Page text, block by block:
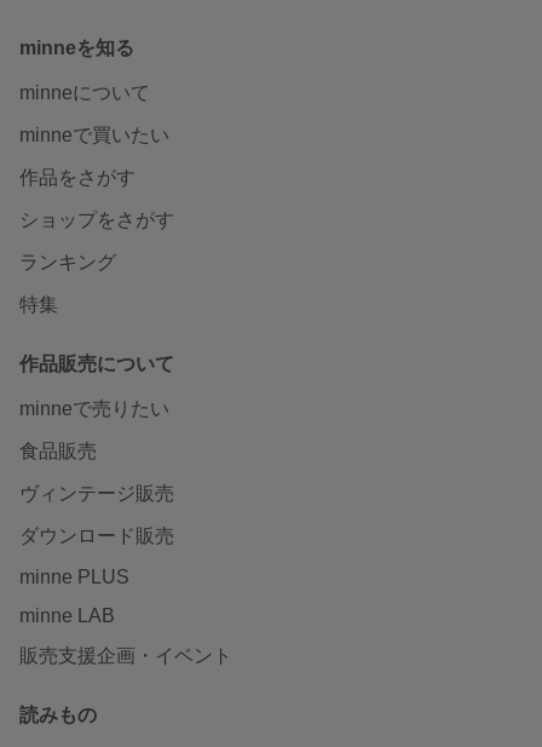
minneを知る
minneについて
minneで買いたい
作品をさがす
ショップをさがす
ランキング
特集
作品販売について
minneで売りたい
食品販売
ヴィンテージ販売
ダウンロード販売
minne PLUS
minne LAB
販売支援企画・イベント
読みもの